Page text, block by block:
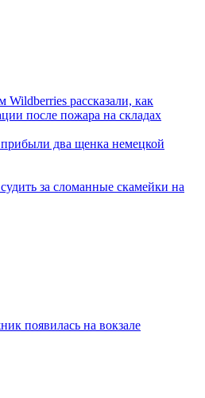
рассказали, как
после пожара на складах
два щенка немецкой
за сломанные скамейки на
появилась на вокзале